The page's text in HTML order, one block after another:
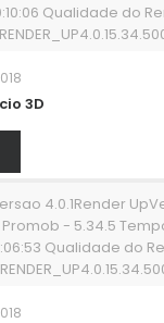
Qualidade do
3D
4.0.1Render
Promob - 5.34.5
Qualidade do